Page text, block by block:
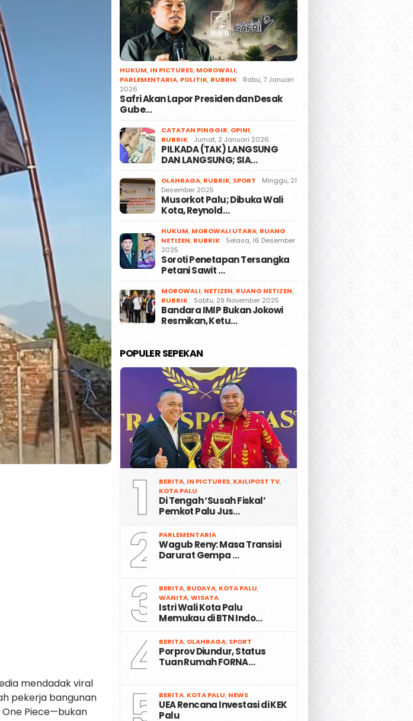
mendadak viral
pekerja bangunan
Piece—bukan
HUKUM, IN PICTURES, MOROWALI,
PARLEMENTARIA, POLITIK, RUBRIK
Rabu, 7 Januari
2026
Safri Akan Lapor Presiden dan Desak
Gube…
CATATAN PINGGIR, OPINI,
RUBRIK
Jumat, 2 Januari 2026
PILKADA (TAK) LANGSUNG
DAN LANGSUNG; SIA…
OLAHRAGA, RUBRIK, SPORT
Minggu, 21
Desember 2025
Musorkot Palu; Dibuka Wali
Kota, Reynold…
HUKUM, MOROWALI UTARA, RUANG
NETIZEN, RUBRIK
Selasa, 16 Desember
2025
Soroti Penetapan Tersangka
Petani Sawit …
MOROWALI, NETIZEN, RUANG NETIZEN,
RUBRIK
Sabtu, 29 November 2025
Bandara IMIP Bukan Jokowi
Resmikan, Ketu…
POPULER SEPEKAN
1 BERITA, IN PICTURES, KAILIPOST TV,
KOTA PALU
Di Tengah ‘Susah Fiskal’
Pemkot Palu Jus…
2 PARLEMENTARIA
Wagub Reny: Masa Transisi
Darurat Gempa …
3 BERITA, BUDAYA, KOTA PALU,
WANITA,WISATA
Istri Wali Kota Palu
Memukau di BTN Indo…
4 BERITA, OLAHRAGA, SPORT
Porprov Diundur, Status
Tuan Rumah FORNA…
BERITA, KOTA PALU, NEWS
UEA Rencana Investasi di KEK
Palu